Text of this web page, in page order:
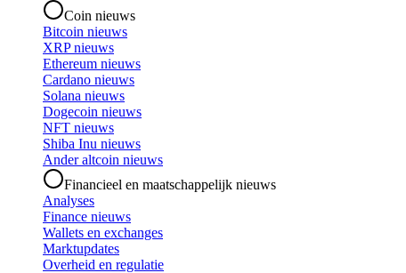
Coin nieuws
Bitcoin nieuws
XRP nieuws
Ethereum nieuws
Cardano nieuws
Solana nieuws
Dogecoin nieuws
NFT nieuws
Shiba Inu nieuws
Ander altcoin nieuws
Financieel en maatschappelijk nieuws
Analyses
Finance nieuws
Wallets en exchanges
Marktupdates
Overheid en regulatie